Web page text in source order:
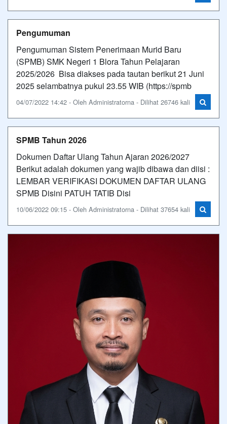
Pengumuman
Pengumuman Sistem Penerimaan Murid Baru
(SPMB) SMK Negeri 1 Blora Tahun Pelajaran
2025/2026 Bisa diakses pada tautan berikut 21 Juni
2025 selambatnya pukul 23.55 WIB (https://spmb
04/07/2022 14:42 - Oleh Administratorna - Dilihat 26746 kali
SPMB Tahun 2026
Dokumen Daftar Ulang Tahun Ajaran 2026/2027
Berikut adalah dokumen yang wajib dibawa dan diisi :
LEMBAR VERIFIKASI DOKUMEN DAFTAR ULANG
SPMB Disini PATUH TATIB Disi
10/06/2022 09:15 - Oleh Administratorna - Dilihat 37654 kali